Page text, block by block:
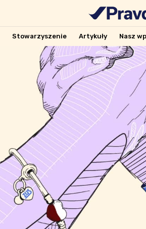
Stowarzyszenie Artykuły Nasz